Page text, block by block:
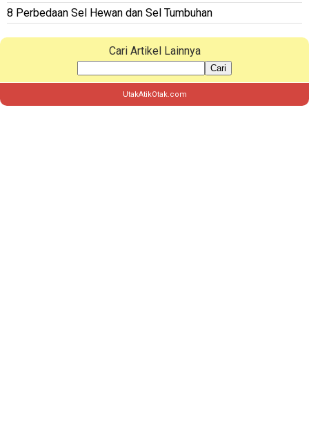
8 Perbedaan Sel Hewan dan Sel Tumbuhan
Cari Artikel Lainnya
Cari
UtakAtikOtak.com